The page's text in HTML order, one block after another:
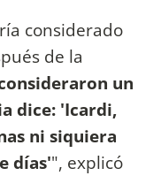
considerado
de la
un
dice: 'Icardi,
ni siquiera
días'", explicó